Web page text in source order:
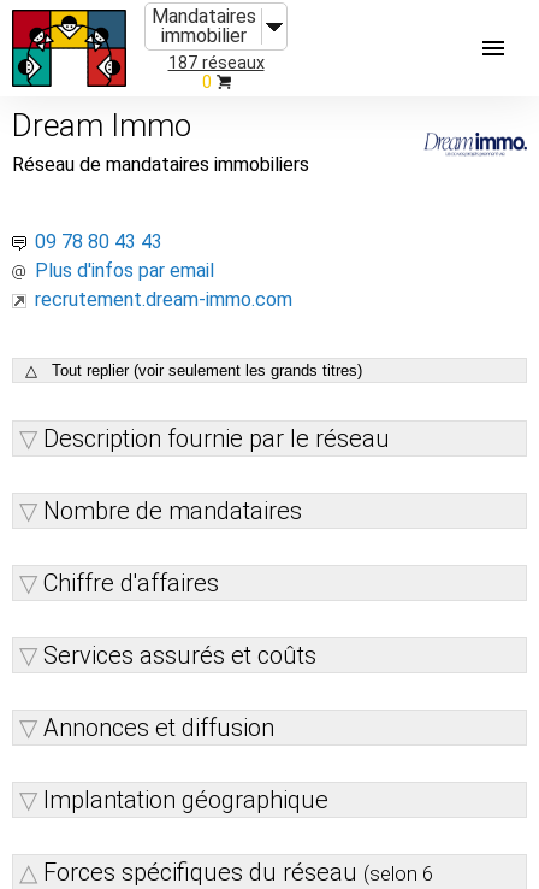
Mandataires
immobilier
187 réseaux
0
Dream Immo
Réseau de mandataires immobiliers
09 78 80 43 43
Plus d'infos par email
recrutement.dream-immo.com
△ Tout replier (voir seulement les grands titres)
Description fournie par le réseau
Nombre de mandataires
Chiffre d'affaires
Services assurés et coûts
Annonces et diffusion
Implantation géographique
Forces spécifiques du réseau (selon 6